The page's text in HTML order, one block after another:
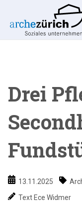
Drei
13.11.2025
Text Ece Widmer